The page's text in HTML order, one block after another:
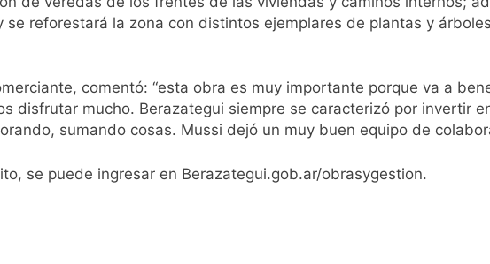
rechazó el pedido para suspender el juicio contra Pity Alvarez
se despide del AMBA: cuándo dejará de llover y llega una ola de frío
marchó contra la Ley de Propiedad Privada de Milei
reforestará la zona con distintos ejemplares de plantas y
comentó: “esta obra es muy importante porque va a
disfrutar mucho. Berazategui siempre se caracterizó por invertir
sumando cosas. Mussi dejó un muy buen equipo de
se puede ingresar en Berazategui.gob.ar/obrasygestion.